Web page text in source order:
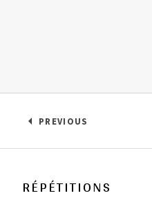
Navigation de l’article
PREVIOUS
RÉPÉTITIONS